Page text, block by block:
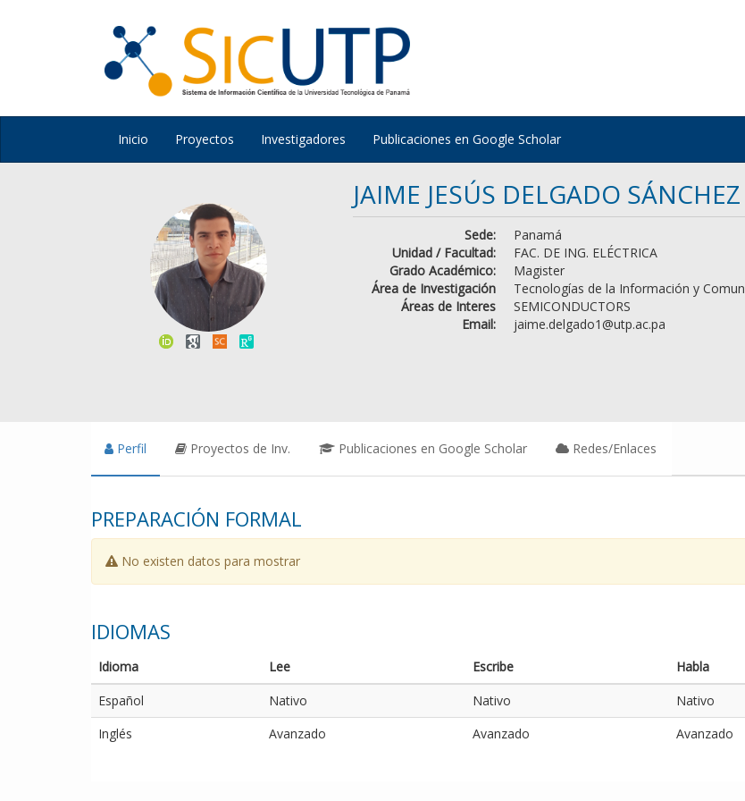
Inicio Proyectos Investigadores Publicaciones en Google Scholar
JAIME JESÚS DELGADO SÁNCHEZ
Sede:
Panamá
Unidad / Facultad:
FAC. DE ING. ELÉCTRICA
Grado Académico:
Magister
Área de Investigación
Tecnologías de la Información y
Áreas de Interes
SEMICONDUCTORS
Email:
jaime.delgado1@utp.ac.pa
Perfil Proyectos de Inv. Publicaciones en Google Scholar Redes/Enlaces
PREPARACIÓN FORMAL
No existen datos para mostrar
IDIOMAS
Idioma Lee Escribe Habla
Español
Nativo Nativo Nativo
Inglés
Avanzado Avanzado Avanzado